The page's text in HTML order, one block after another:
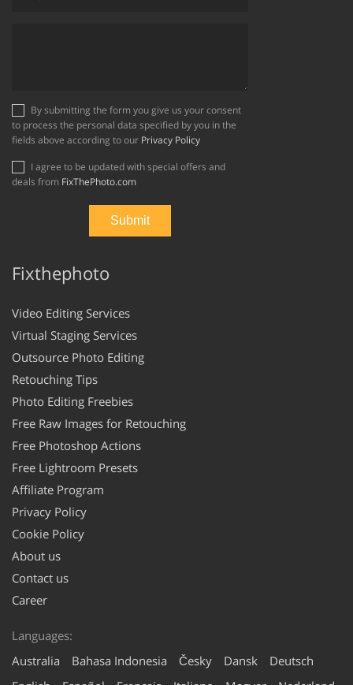
to process the personal data specified by you in the
fields above according to our Privacy Policy
deals from FixThePhoto.com
Fixthephoto
Video Editing Services
Virtual Staging Services
Outsource Photo Editing
Retouching Tips
Photo Editing Freebies
Free Raw Images for Retouching
Free Photoshop Actions
Free Lightroom Presets
Affiliate Program
Privacy Policy
Cookie Policy
About us
Contact us
Career
Languages:
Australia
Bahasa Indonesia Česky Dansk
Deutsch